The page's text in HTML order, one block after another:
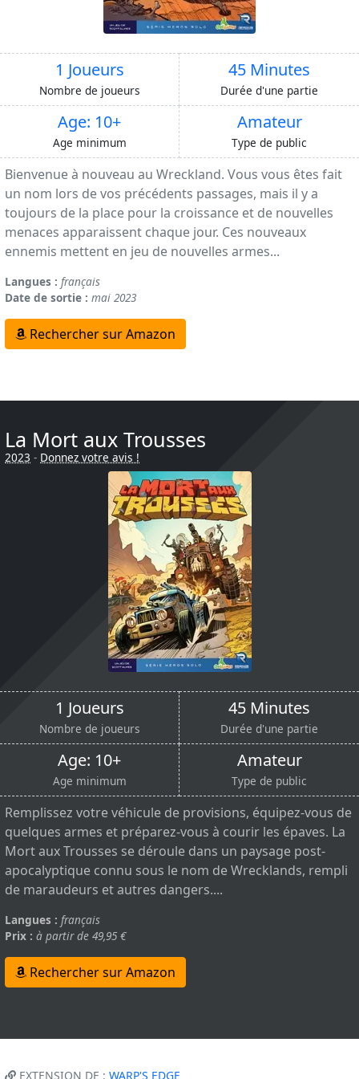
1 Joueurs
Nombre de joueurs
45 Minutes
Durée d'une partie
Age: 10+
Age minimum
Amateur
Type de public
Bienvenue à nouveau au Wreckland. Vous vous êtes fait
un nom lors de vos précédents passages, mais il y a
toujours de la place pour la croissance et de nouvelles
menaces apparaissent chaque jour. Ces nouveaux
ennemis mettent en jeu de nouvelles armes...
Langues : français
Date de sortie : mai 2023
Rechercher sur Amazon
La Mort aux Trousses
2023 - Donnez votre avis !
1 Joueurs
Nombre de joueurs
45 Minutes
Durée d'une partie
Age: 10+
Age minimum
Amateur
Type de public
Remplissez votre véhicule de provisions, équipez-vous de
quelques armes et préparez-vous à courir les épaves. La
Mort aux Trousses se déroule dans un paysage post-
apocalyptique connu sous le nom de Wrecklands, rempli
de maraudeurs et autres dangers....
Langues : français
Prix : à partir de 49,95 €
Rechercher sur Amazon
EXTENSION DE : WARP'S EDGE